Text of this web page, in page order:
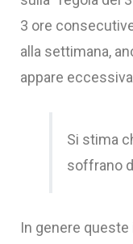
3 ore
alla settimana,
appare
Si stima
soffrano
In genere